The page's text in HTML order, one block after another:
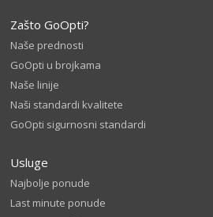
Zašto GoOpti?
Naše prednosti
GoOpti u brojkama
Naše linije
Naši standardi kvalitete
GoOpti sigurnosni standardi
Usluge
Najbolje ponude
Last minute ponude